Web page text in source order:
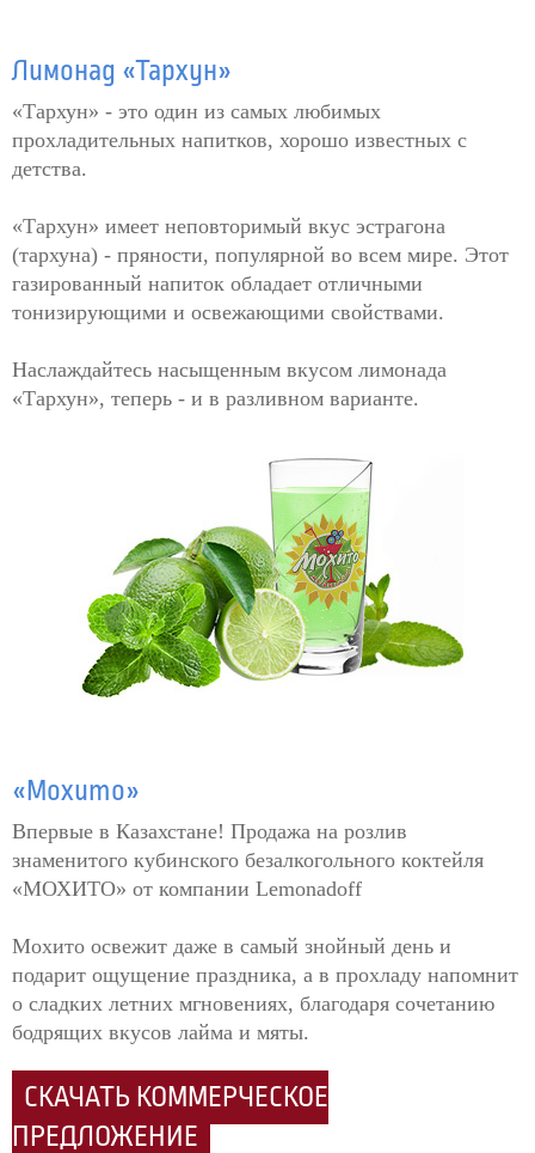
Лимонад «Тархун»
«Тархун» - это один из самых любимых
прохладительных напитков, хорошо известных с
детства.
«Тархун» имеет неповторимый вкус эстрагона
(тархуна) - пряности, популярной во всем мире. Этот
газированный напиток обладает отличными
тонизирующими и освежающими свойствами.
Наслаждайтесь насыщенным вкусом лимонада
«Тархун», теперь - и в разливном варианте.
«Мохито»
Впервые в Казахстане! Продажа на розлив
знаменитого кубинского безалкогольного коктейля
«МОХИТО» от компании Lemonadoff
Мохито освежит даже в самый знойный день и
подарит ощущение праздника, а в прохладу напомнит
о сладких летних мгновениях, благодаря сочетанию
бодрящих вкусов лайма и мяты.
СКАЧАТЬ КОММЕРЧЕСКОЕ
ПРЕДЛОЖЕНИЕ